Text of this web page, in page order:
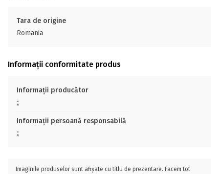
Tara de origine
Romania
Informații conformitate produs
Informații producător
;;
Informații persoană responsabilă
;;
Imaginile produselor sunt afișate cu titlu de prezentare. Facem tot